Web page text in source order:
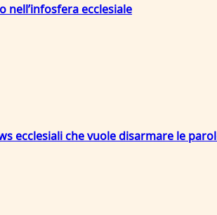
nell’infosfera ecclesiale
ecclesiali che vuole disarmare le